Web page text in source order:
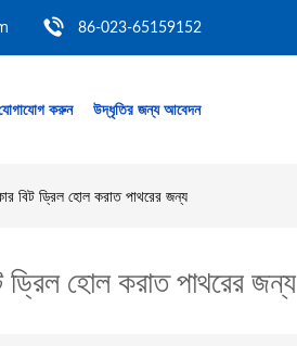
86-023-65159152
করুন উদ্ধৃতির জন্য আবেদন
বিট ড্রিল হোল করাত পাথরের জন্য
ড্রিল হোল করাত পাথরের জন্য